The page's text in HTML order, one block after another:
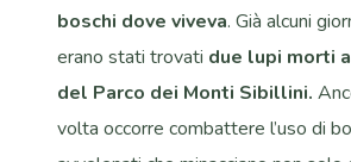
boschi dove viveva. Già alcuni
erano stati trovati due lupi morti
del Parco dei Monti Sibillini.
volta occorre combattere l’uso di